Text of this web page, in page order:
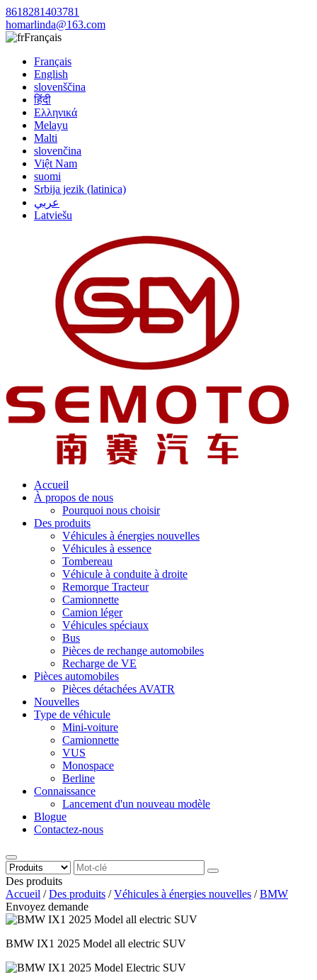
8618281403781
homarlinda@163.com
Français
Français
English
slovenščina
हिंदी
Ελληνικά
Melayu
Malti
slovenčina
Việt Nam
suomi
Srbija jezik (latinica)
عربي
Latviešu
Accueil
À propos de nous
Pourquoi nous choisir
Des produits
Véhicules à énergies nouvelles
Véhicules à essence
Tombereau
Véhicule à conduite à droite
Remorque Tracteur
Camionnette
Camion léger
Véhicules spéciaux
Bus
Pièces de rechange automobiles
Recharge de VE
Pièces automobiles
Pièces détachées AVATR
Nouvelles
Type de véhicule
Mini-voiture
Camionnette
VUS
Monospace
Berline
Connaissance
Lancement d'un nouveau modèle
Blogue
Contactez-nous
Des produits
Accueil /Des produits /Véhicules à énergies nouvelles /BMW
Envoyez demande
BMW IX1 2025 Model all electric SUV